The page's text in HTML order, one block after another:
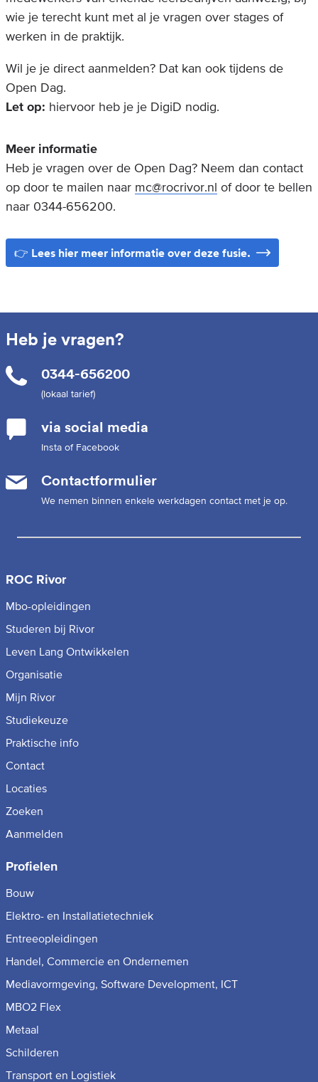
wie je terecht kunt met al je vragen over stages of
werken in de praktijk.
Wil je je direct aanmelden? Dat kan ook tijdens de
Open Dag.
Let op: hiervoor heb je je DigiD nodig.
Meer informatie
Heb je vragen over de Open Dag? Neem dan contact
op door te mailen naar mc@rocrivor.nl of door te bellen
naar 0344-656200.
👉 Lees hier meer informatie over deze fusie.
Heb je vragen?
0344-656200
(lokaal tarief)
via social media
Insta of Facebook
Contactformulier
We nemen binnen enkele werkdagen contact met je op.
ROC Rivor
Mbo-opleidingen
Studeren bij Rivor
Leven Lang Ontwikkelen
Organisatie
Mijn Rivor
Studiekeuze
Praktische info
Contact
Locaties
Zoeken
Aanmelden
Profielen
Bouw
Elektro- en Installatietechniek
Entreeopleidingen
Handel, Commercie en Ondernemen
Mediavormgeving, Software Development, ICT
MBO2 Flex
Metaal
Schilderen
Transport en Logistiek